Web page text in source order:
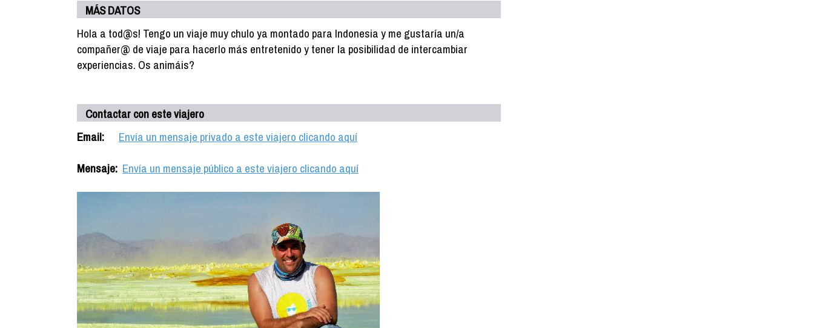
MÁS DATOS
Hola a tod@s! Tengo un viaje muy chulo ya montado para Indonesia y me gustaría un/a
compañer@ de viaje para hacerlo más entretenido y tener la posibilidad de intercambiar
experiencias. Os animáis?
Contactar con este viajero
Email:
Envía un mensaje privado a este viajero clicando aquí
Mensaje: Envía un mensaje público a este viajero clicando aquí